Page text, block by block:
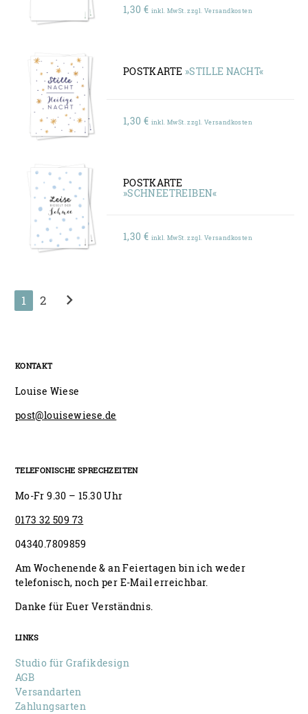
1,30 € inkl. MwSt. zzgl. Versandkosten
POSTKARTE »STILLE NACHT«
1,30 € inkl. MwSt. zzgl. Versandkosten
POSTKARTE
»SCHNEETREIBEN«
1,30 € inkl. MwSt. zzgl. Versandkosten
1 2 chevron_right
KONTAKT
Louise Wiese
post@louisewiese.de
TELEFONISCHE SPRECHZEITEN
Mo-Fr 9.30 – 15.30 Uhr
0173 32 509 73
04340.7809859
Am Wochenende & an Feiertagen bin ich weder
telefonisch, noch per E-Mail erreichbar.
Danke für Euer Verständnis.
LINKS
Studio für Grafikdesign
AGB
Versandarten
Zahlungsarten